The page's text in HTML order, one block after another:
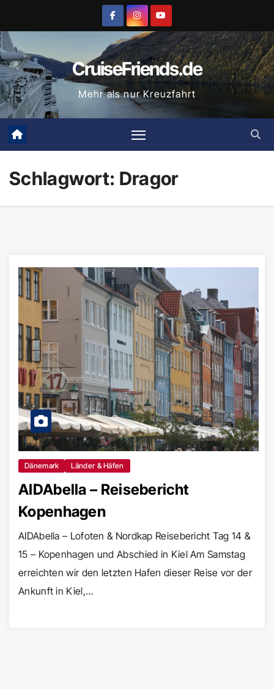
springen
CruiseFriends.de
Mehr als nur Kreuzfahrt
Schlagwort: Dragor
Dänemark Länder & Häfen
AIDAbella – Reisebericht
Kopenhagen
AIDAbella – Lofoten & Nordkap Reisebericht Tag 14 &
15 – Kopenhagen und Abschied in Kiel Am Samstag
erreichten wir den letzten Hafen dieser Reise vor der
Ankunft in Kiel,…